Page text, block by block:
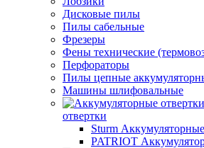
Дисковые пилы
Пилы сабельные
Фрезеры
Фены технические
Перфораторы
Пилы цепные
Машины шлифовальные
отвертки
Sturm
PATRIOT